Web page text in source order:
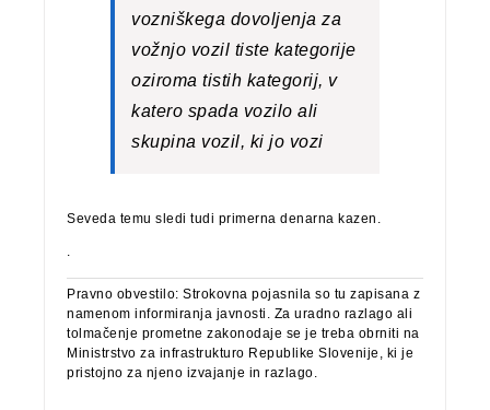
vozniškega dovoljenja za
vožnjo vozil tiste kategorije
oziroma tistih kategorij, v
katero spada vozilo ali
skupina vozil, ki jo vozi
Seveda temu sledi tudi primerna denarna kazen.
.
Pravno obvestilo: Strokovna pojasnila so tu zapisana z
namenom informiranja javnosti. Za uradno razlago ali
tolmačenje prometne zakonodaje se je treba obrniti na
Ministrstvo za infrastrukturo Republike Slovenije, ki je
pristojno za njeno izvajanje in razlago.